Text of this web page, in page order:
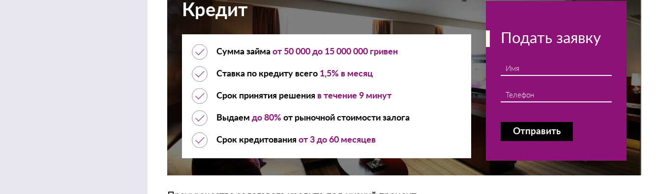
Кредит
Сумма займа от 50 000 до 15 000 000 гривен
Ставка по кредиту всего 1,5% в месяц
Срок принятия решения в течение 9 минут
Выдаем до 80% от рыночной стоимости залога
Срок кредитования от 3 до 60 месяцев
Подать заявку
Имя
Телефон
Отправить